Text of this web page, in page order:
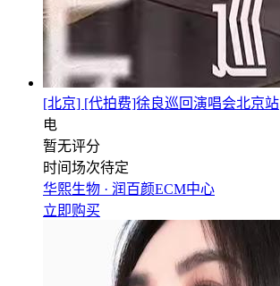
[北京] [代拍费]徐良巡回演唱会北京站
电
暂无评分
时间场次待定
华熙生物 · 润百颜ECM中心
立即购买